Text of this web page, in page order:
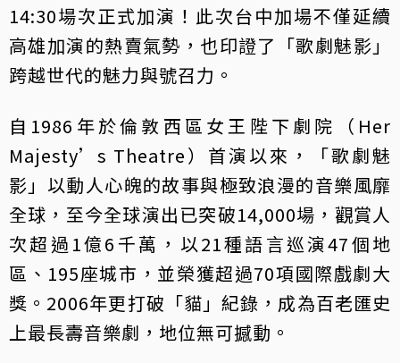
14:30場次正式加演！此次台中加場不僅延續
高雄加演的熱賣氣勢，也印證了「歌劇魅影」
跨越世代的魅力與號召力。
自1986年於倫敦西區女王陛下劇院（Her
Majesty’s Theatre）首演以來，「歌劇魅
影」以動人心魄的故事與極致浪漫的音樂風靡
全球，至今全球演出已突破14,000場，觀賞人
次超過1億6千萬，以21種語言巡演47個地
區、195座城市，並榮獲超過70項國際戲劇大
獎。2006年更打破「貓」紀錄，成為百老匯史
上最長壽音樂劇，地位無可撼動。